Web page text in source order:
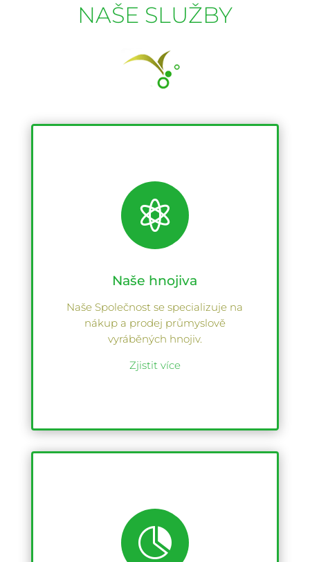
NAŠE SLUŽBY

Naše hnojiva
Naše Společnost se specializuje na
nákup a prodej průmyslově
vyráběných hnojiv.
Zjistit více
